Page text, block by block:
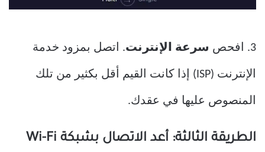
3. افحص سرعة الإنترنت. اتصل بمزود خدمة
الإنترنت (ISP) إذا كانت القيم أقل بكثير من تلك
المنصوص عليها في عقدك.
الطريقة الثالثة: أعد الاتصال بشبكة Wi-Fi